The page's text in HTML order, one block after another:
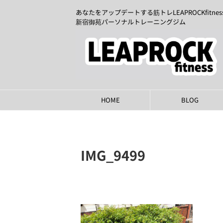
あなたをアップデートする筋トレ
新宿御苑パーソナルトレーニングジム
HOME BLOG
IMG_9499